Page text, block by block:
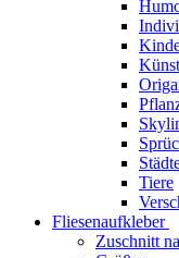
Tiere
Fliesenaufkleber
Zuschnitt